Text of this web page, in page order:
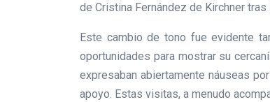
de Cristina Fernández de Kirchner
Este cambio de tono fue evidente
oportunidades para mostrar su
expresaban abiertamente náuseas
apoyo. Estas visitas, a menudo